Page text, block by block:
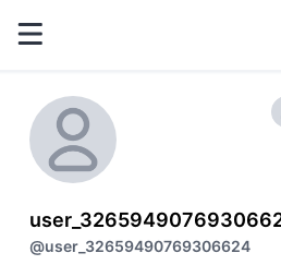
@user_32659490769306624